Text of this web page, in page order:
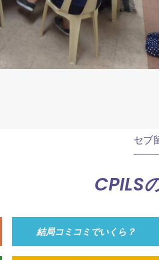
セブ
CPILS
結局コミコミでいくら？